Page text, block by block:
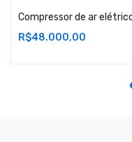
R$48.000,00